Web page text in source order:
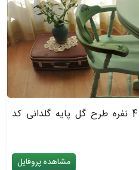
میز و صندلی صبحانه خوری 4 نفره طرح گل پایه گلدانی کد
مشاهده پروفایل